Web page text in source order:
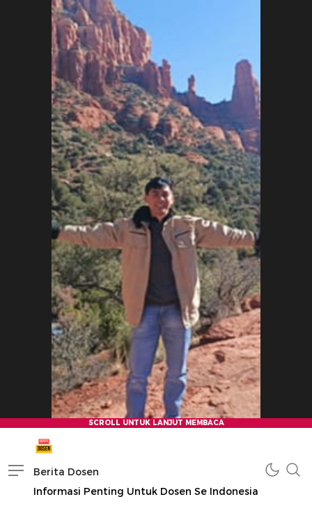
Berita Dosen
Informasi Penting Untuk Dosen Se Indonesia